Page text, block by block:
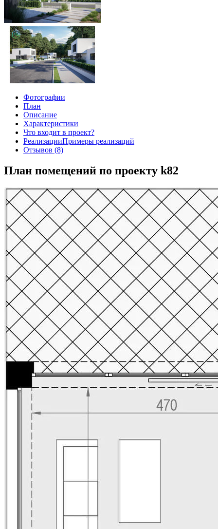
Фотографии
План
Описание
Характеристики
Что входит в проект?
РеализацииПримеры реализаций
Отзывов (8)
План помещений по проекту k82